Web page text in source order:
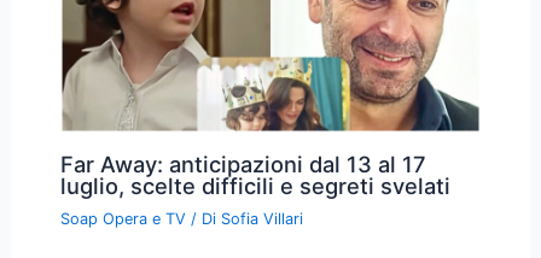
Far Away: anticipazioni dal 13 al 17
luglio, scelte difficili e segreti svelati
Soap Opera e TV / Di Sofia Villari